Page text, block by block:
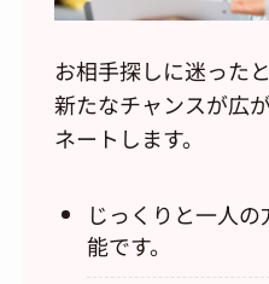
お相手探しに迷った
新たなチャンスが広
ネートします。
じっくりと一人
能です。